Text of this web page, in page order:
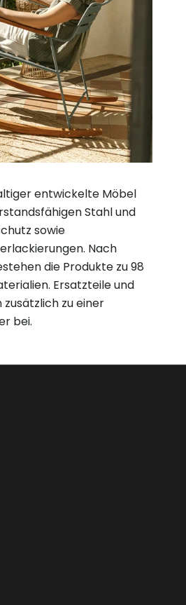
entwickelte Möbel
Stahl und
sowie
Nach
die Produkte zu 98
Ersatzteile und
zu einer
bei.